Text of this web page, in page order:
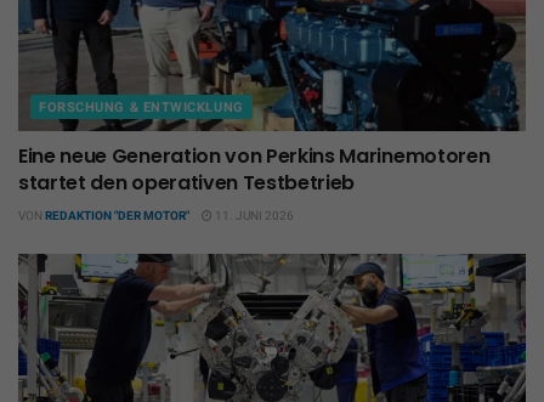
FORSCHUNG & ENTWICKLUNG
Eine neue Generation von Perkins Marinemotoren
startet den operativen Testbetrieb
VON REDAKTION "DER MOTOR" 11. JUNI 2026